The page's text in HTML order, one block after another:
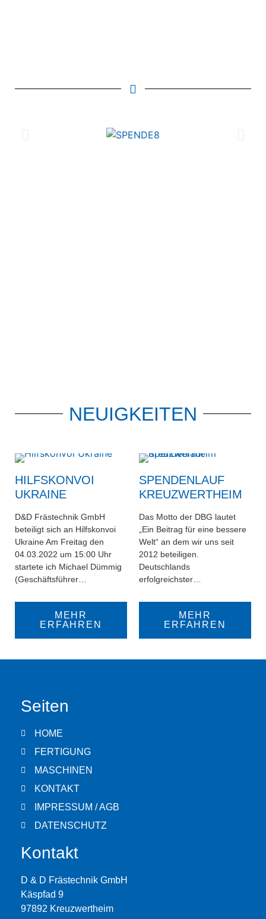
NEUIGKEITEN
HILFSKONVOI
UKRAINE
D&D Frästechnik GmbH
beteiligt sich an Hilfskonvoi
Ukraine Am Freitag den
04.03.2022 um 15:00 Uhr
startete ich Michael Dümmig
(Geschäftsführer…
MEHR
ERFAHREN
SPENDENLAUF
KREUZWERTHEIM
Das Motto der DBG lautet
„Ein Beitrag für eine bessere
Welt“ an dem wir uns seit
2012 beteiligen.
Deutschlands
erfolgreichster…
MEHR
ERFAHREN
Seiten
HOME
FERTIGUNG
MASCHINEN
KONTAKT
IMPRESSUM / AGB
DATENSCHUTZ
Kontakt
D & D Frästechnik GmbH
Käspfad 9
97892 Kreuzwertheim